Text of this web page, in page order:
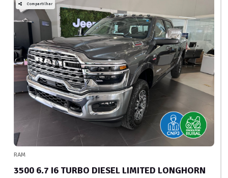
Compartilhar
RAM
3500 6.7 I6 TURBO DIESEL LIMITED LONGHORN